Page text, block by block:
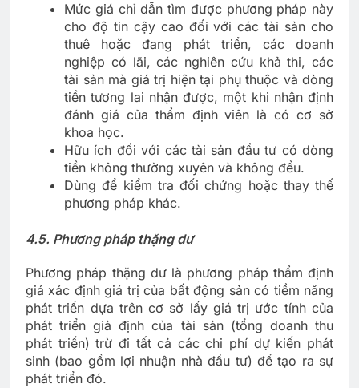
Mức giá chỉ dẫn tìm được phương pháp này
cho độ tin cậy cao đối với các tài sản cho
thuê hoặc đang phát triển, các doanh
nghiệp có lãi, các nghiên cứu khả thi, các
tài sản mà giá trị hiện tại phụ thuộc và dòng
tiền tương lai nhận được, một khi nhận định
đánh giá của thẩm định viên là có cơ sở
khoa học.
Hữu ích đối với các tài sản đầu tư có dòng
tiền không thường xuyên và không đều.
Dùng để kiểm tra đối chứng hoặc thay thế
phương pháp khác.
4.5. Phương pháp thặng dư
Phương pháp thặng dư là phương pháp thẩm định
giá xác định giá trị của bất động sản có tiềm năng
phát triển dựa trên cơ sở lấy giá trị ước tính của
phát triển giả định của tài sản (tổng doanh thu
phát triển) trừ đi tất cả các chi phí dự kiến phát
sinh (bao gồm lợi nhuận nhà đầu tư) để tạo ra sự
phát triển đó.